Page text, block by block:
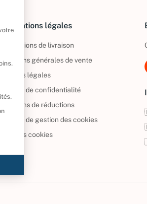
Informations légales
Informations de livraison
Conditions générales de vente
Mentions légales
Politique de confidentialité
Conditions de réductions
Politique de gestion des cookies
Gérer vos cookies